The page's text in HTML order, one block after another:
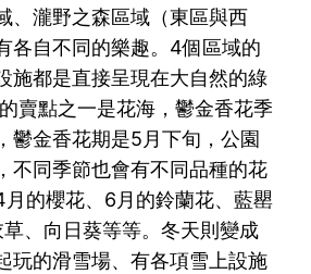
、瀧野之森區域（東區與西
各自不同的樂趣。4個區域的
施都是直接呈現在大自然的綠
賣點之一是花海，鬱金香花季
鬱金香花期是5月下旬，公園
不同季節也會有不同品種的花
的櫻花、6月的鈴蘭花、藍罌
、向日葵等等。冬天則變成
玩的滑雪場、有各項雪上設施